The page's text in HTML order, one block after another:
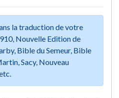
la traduction de votre
Nouvelle Edition de
Bible du Semeur, Bible
Sacy, Nouveau